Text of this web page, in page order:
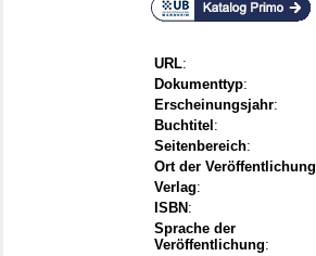
URL:
Dokumenttyp:
Erscheinungsjahr:
Buchtitel :
Seitenbereich:
Ort der Veröffentlichung
Verlag:
ISBN :
Sprache der
Veröffentlichung: